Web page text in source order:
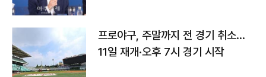
프로야구, 주말까지 전 경기 취소…
11일 재개·오후 7시 경기 시작